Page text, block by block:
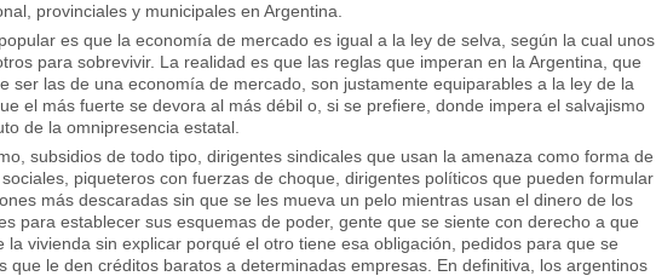
provinciales y municipales en Argentina.
es que la economía de mercado es igual a la ley de selva, según la cual unos
para sobrevivir. La realidad es que las reglas que imperan en la Argentina, que
ser las de una economía de mercado, son justamente equiparables a la ley de la
el más fuerte se devora al más débil o, si se prefiere, donde impera el salvajismo
de la omnipresencia estatal.
subsidios de todo tipo, dirigentes sindicales que usan la amenaza como forma de
sociales, piqueteros con fuerzas de choque, dirigentes políticos que pueden formular
más descaradas sin que se les mueva un pelo mientras usan el dinero de los
para establecer sus esquemas de poder, gente que se siente con derecho a que
la vivienda sin explicar porqué el otro tiene esa obligación, pedidos para que se
que le den créditos baratos a determinadas empresas. En definitiva, los argentinos